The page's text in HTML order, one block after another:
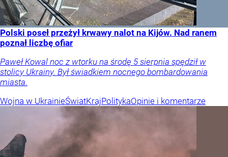
Polski poseł przeżył krwawy nalot na Kijów. Nad ranem
poznał liczbę ofiar
Paweł Kowal noc z wtorku na środę 5 sierpnia spędził w
stolicy Ukrainy. Był świadkiem nocnego bombardowania
miasta.
Wojna w UkrainieŚwiatKrajPolitykaOpinie i komentarze